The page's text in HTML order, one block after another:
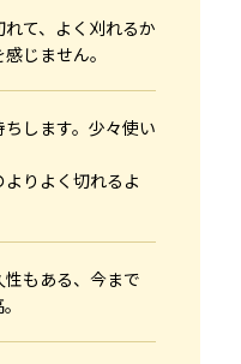
て、よく刈れるか
じません。
します。少々使い
りよく切れるよ
もある、今まで